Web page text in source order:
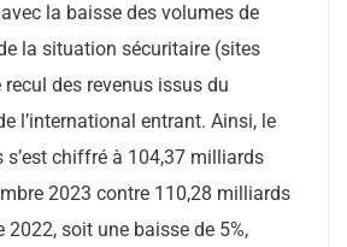
la baisse des volumes de
la situation sécuritaire (sites
des revenus issus du
l’international entrant. Ainsi, le
s’est chiffré à 104,37 milliards
2023 contre 110,28 milliards
2022, soit une baisse de 5%,